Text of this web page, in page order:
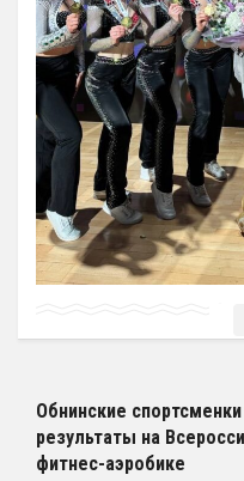
Обнинские
результаты на
фитнес-аэробике